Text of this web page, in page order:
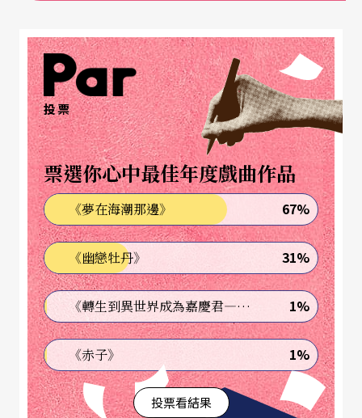
正如著名的《紐約時報》樂評家哈洛德．荀白克
（Harold C. Schonberg）對於這個樂團高度的評
價：「布達佩斯交響樂團不愧為世界一流樂團，無
論在哪裡表演都展現最高水準。樂團成員素質整齊
畫一，演奏風格靈活，技巧洗鍊成熟，帶來悅耳的
合奏與厚實的音色。」匈牙利國家廣播交響樂團為
音樂界公認歐洲頂尖樂團之一，該樂團所詮釋的匈
牙利作品（包括匈牙利作曲家創作，或匈牙利風格
作品）更是成為世界樂壇公認的典範。
這個由匈牙利音樂大師杜赫南宜（Ernő Dohnányi）
於一九四三年創立的樂團（註1），歷經了費倫席克
（János Ferencsik）、索摩吉（Lázló Somogyi）
與布洛迪（Tamas Brodie）等知名指揮家，並在藝
投票
票選你心中最佳年度戲曲作品
《夢在海潮那邊》 67%
《幽戀牡丹》 31%
《轉生到異世界成為嘉慶君—發現我的祖先是詐騙集團!?》 1%
《赤子》 1%
投票看結果